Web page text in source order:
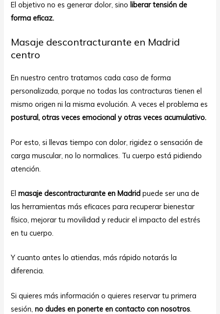
El objetivo no es generar dolor, sino liberar tensión de
forma eficaz.
Masaje descontracturante en Madrid
centro
En nuestro centro tratamos cada caso de forma
personalizada, porque no todas las contracturas tienen el
mismo origen ni la misma evolución. A veces el problema es
postural, otras veces emocional y otras veces acumulativo.
Por esto, si llevas tiempo con dolor, rigidez o sensación de
carga muscular, no lo normalices. Tu cuerpo está pidiendo
atención.
Elmasaje descontracturante en Madrid puede ser una de
las herramientas más eficaces para recuperar bienestar
físico, mejorar tu movilidad y reducir el impacto del estrés
en tu cuerpo.
Y cuanto antes lo atiendas, más rápido notarás la
diferencia.
Si quieres más información o quieres reservar tu primera
sesión,no dudes en ponerte en contacto con nosotros.